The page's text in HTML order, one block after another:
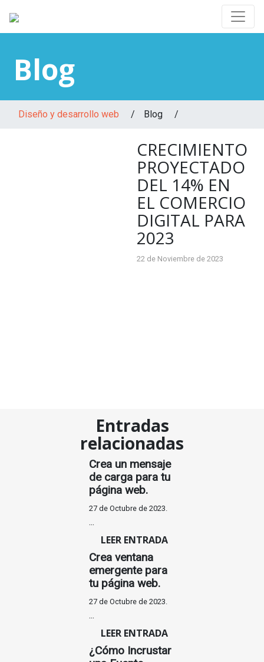
Blog
Diseño y desarrollo web / Blog /
CRECIMIENTO
PROYECTADO
DEL 14% EN
EL COMERCIO
DIGITAL PARA
2023
22 de Noviembre de 2023
Entradas
relacionadas
Crea un mensaje
de carga para tu
página web.
27 de Octubre de 2023.
...
LEER ENTRADA
Crea ventana
emergente para
tu página web.
27 de Octubre de 2023.
...
LEER ENTRADA
¿Cómo Incrustar